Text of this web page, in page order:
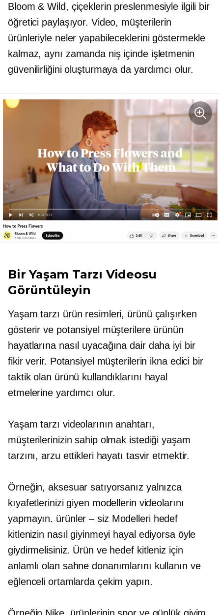
Bloom & Wild, çiçeklerin preslenmesiyle ilgili bir
öğretici paylaşıyor. Video, müşterilerin
ürünleriyle neler yapabileceklerini göstermekle
kalmaz, aynı zamanda niş içinde işletmenin
güvenilirliğini oluşturmaya da yardımcı olur.
Bir Yaşam Tarzı Videosu
Görüntüleyin
Yaşam tarzı ürün resimleri, ürünü çalışırken
gösterir ve potansiyel müşterilere ürünün
hayatlarına nasıl uyacağına dair daha iyi bir
fikir verir. Potansiyel müşterilerin ikna edici bir
taktik olan ürünü kullandıklarını hayal
etmelerine yardımcı olur.
Yaşam tarzı videolarının anahtarı,
müşterilerinizin sahip olmak istediği yaşam
tarzını, arzu ettikleri hayatı tasvir etmektir.
Örneğin, aksesuar satıyorsanız yalnızca
kıyafetlerinizi giyen modellerin videolarını
yapmayın. ürünler – siz Modelleri hedef
kitlenizin nasıl giyinmeyi hayal ediyorsa öyle
giydirmelisiniz. Ürün ve hedef kitleniz için
anlamlı olan sahne donanımlarını kullanın ve
eğlenceli ortamlarda çekim yapın.